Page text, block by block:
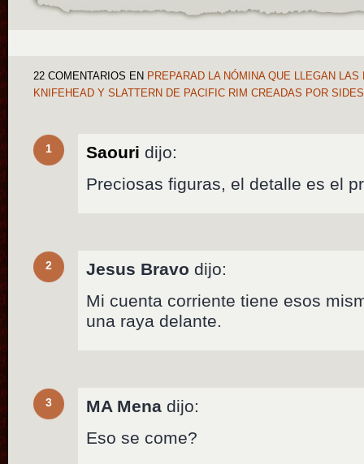
22 COMENTARIOS EN PREPARAD LA NÓMINA QUE LLEGAN
KNIFEHEAD Y SLATTERN DE PACIFIC RIM CREADAS POR
1 Saouri dijo:
Preciosas figuras, el detalle es el
2 Jesus Bravo dijo:
Mi cuenta corriente tiene esos
una raya delante.
3 MA Mena dijo:
Eso se come?